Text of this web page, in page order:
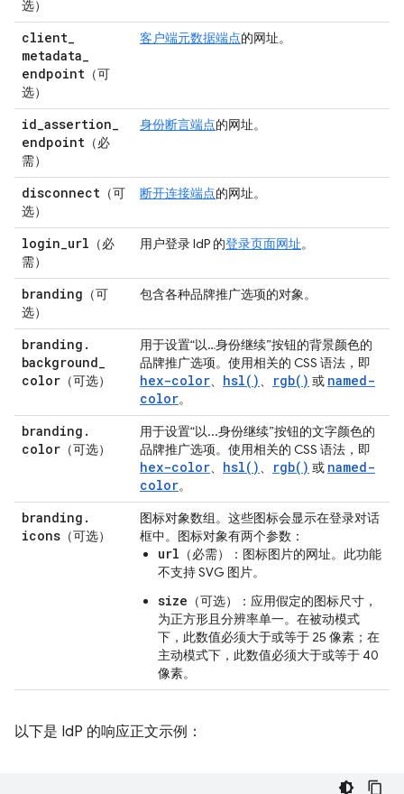
选）
client_
metadata_
endpoint （可
选）
客户端元数据端点的网址。
id_assertion_
endpoint （必
需）
身份断言端点的网址。
disconnect （可
选）
断开连接端点的网址。
login_url （必
需）
用户登录 IdP 的登录页面网址。
branding （可
选）
包含各种品牌推广选项的对象。
branding .
background_
color （可选）
用于设置“以…身份继续”按钮的背景颜色的
品牌推广选项。使用相关的 CSS 语法，即
hex-color、 hsl()、 rgb() 或 named-
color。
branding .
color （可选）
用于设置“以...身份继续”按钮的文字颜色的
品牌推广选项。使用相关的 CSS 语法，即
hex-color、 hsl()、 rgb() 或 named-
color。
branding .
icons （可选）
图标对象数组。这些图标会显示在登录对话
框中。图标对象有两个参数：
url （必需）：图标图片的网址。此功能
不支持 SVG 图片。
size （可选）：应用假定的图标尺寸，
为正方形且分辨率单一。在被动模式
下，此数值必须大于或等于 25 像素；在
主动模式下，此数值必须大于或等于 40
像素。
以下是 IdP 的响应正文示例：